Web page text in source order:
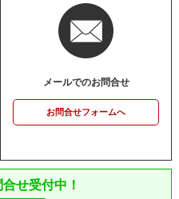
メールでのお問合せ
お問合せフォームへ
せ受付中！